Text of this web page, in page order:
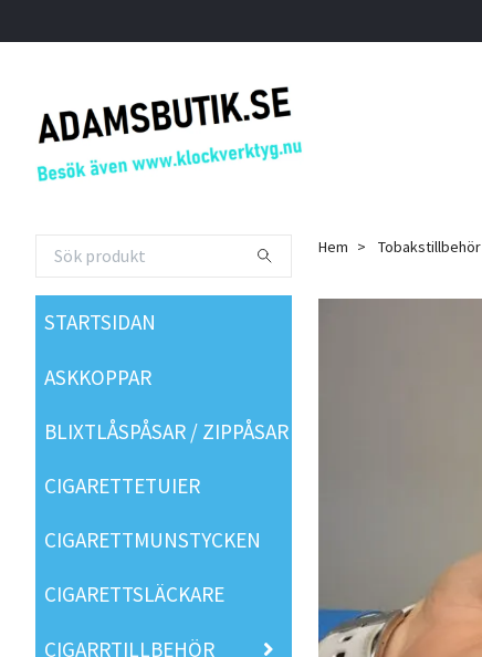
STARTSIDAN
ASKKOPPAR
BLIXTLÅSPÅSAR / ZIPPÅSAR
CIGARETTETUIER
CIGARETTMUNSTYCKEN
CIGARETTSLÄCKARE
CIGARRTILLBEHÖR
Hem Tobakstillbehör